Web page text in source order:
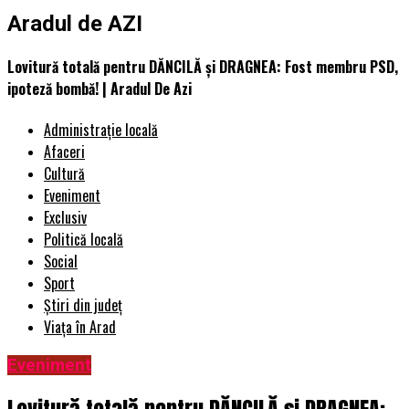
Aradul de AZI
Lovitură totală pentru DĂNCILĂ și DRAGNEA: Fost membru PSD,
ipoteză bombă! | Aradul De Azi
Administrație locală
Afaceri
Cultură
Eveniment
Exclusiv
Politică locală
Social
Sport
Știri din județ
Viața în Arad
Eveniment